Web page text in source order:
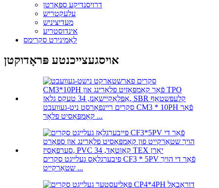
דרויסנדיקע ספּאָרטן
עלעקטריש
מעדיציניש
אינדוסטריע
לאַמינירט סקרימס
אויסגעצייכנטע פּראָדוקטן
סקרים ריינפאָרסט ניט-געוועבט CM3 * 10PH פֿאַר
קאָמפּאָסיט פלאָר ...
פיבערגלאַס געלייגט סקרים CF3 * 5PV פֿאַר די הויך
שטאַרקייט ...